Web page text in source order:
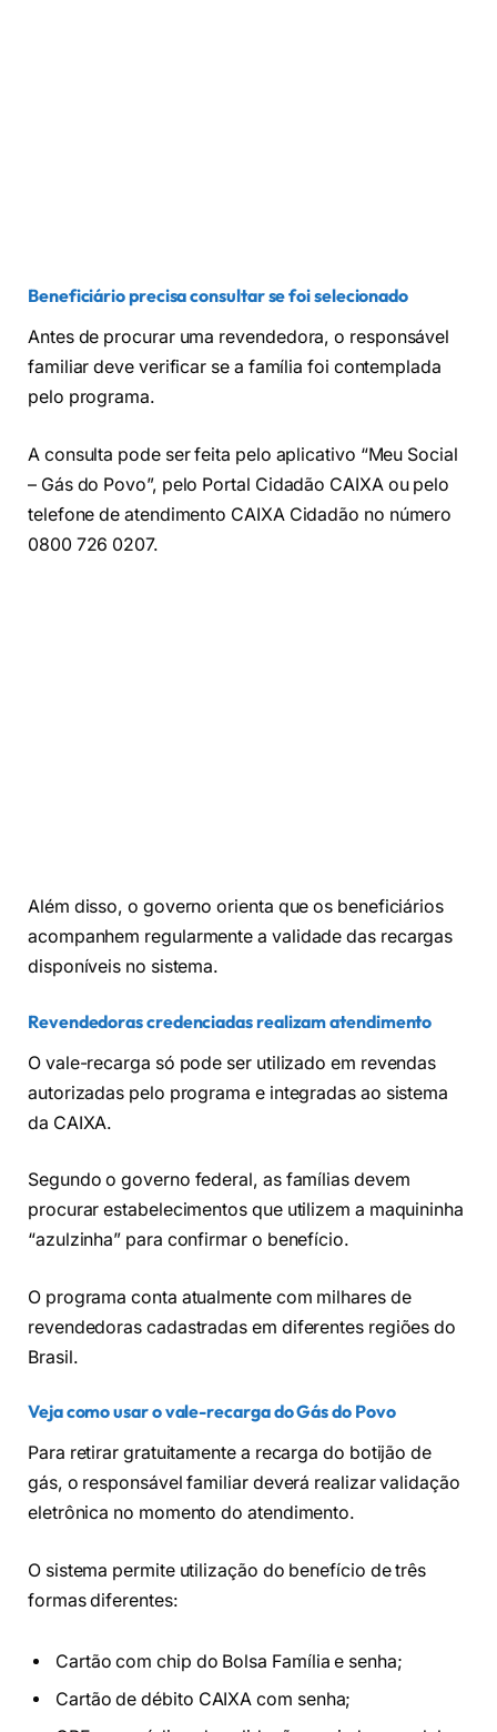
Beneficiário precisa consultar se foi selecionado
Antes de procurar uma revendedora, o responsável
familiar deve verificar se a família foi contemplada
pelo programa.
A consulta pode ser feita pelo aplicativo “Meu Social
– Gás do Povo”, pelo Portal Cidadão CAIXA ou pelo
telefone de atendimento CAIXA Cidadão no número
0800 726 0207.
Além disso, o governo orienta que os beneficiários
acompanhem regularmente a validade das recargas
disponíveis no sistema.
Revendedoras credenciadas realizam atendimento
O vale-recarga só pode ser utilizado em revendas
autorizadas pelo programa e integradas ao sistema
da CAIXA.
Segundo o governo federal, as famílias devem
procurar estabelecimentos que utilizem a maquininha
“azulzinha” para confirmar o benefício.
O programa conta atualmente com milhares de
revendedoras cadastradas em diferentes regiões do
Brasil.
Veja como usar o vale-recarga do Gás do Povo
Para retirar gratuitamente a recarga do botijão de
gás, o responsável familiar deverá realizar validação
eletrônica no momento do atendimento.
O sistema permite utilização do benefício de três
formas diferentes:
Cartão com chip do Bolsa Família e senha;
Cartão de débito CAIXA com senha;